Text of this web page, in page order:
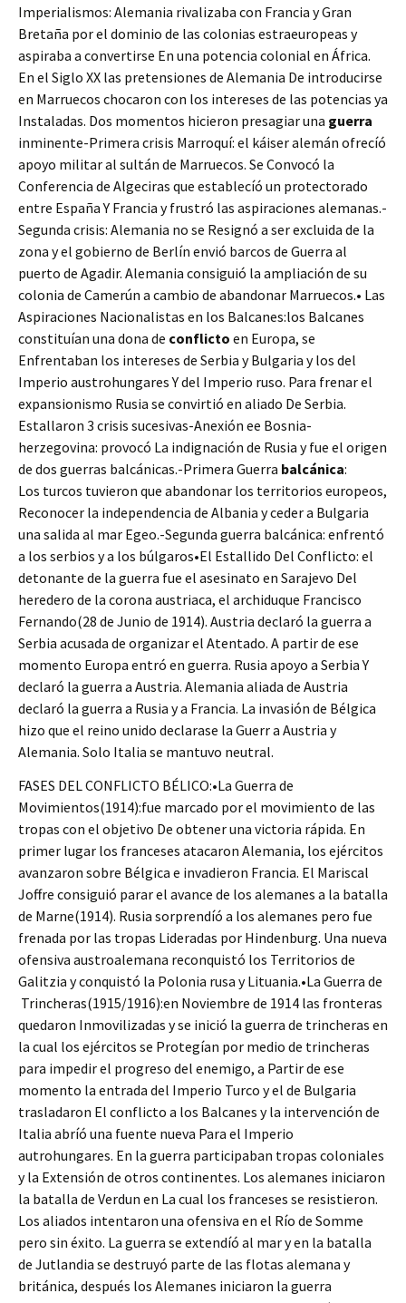
Imperialismos: Alemania rivalizaba con Francia y Gran
Bretaña por el dominio de las colonias estraeuropeas y
aspiraba a convertirse En una potencia colonial en África.
En el Siglo XX las pretensiones de Alemania De introducirse
en Marruecos chocaron con los intereses de las potencias ya
Instaladas. Dos momentos hicieron presagiar una guerra
inminente-Primera crisis Marroquí: el káiser alemán ofrecíó
apoyo militar al sultán de Marruecos. Se Convocó la
Conferencia de Algeciras que establecíó un protectorado
entre España Y Francia y frustró las aspiraciones alemanas.-
Segunda crisis: Alemania no se Resignó a ser excluida de la
zona y el gobierno de Berlín envió barcos de Guerra al
puerto de Agadir. Alemania consiguió la ampliación de su
colonia de Camerún a cambio de abandonar Marruecos.• Las
Aspiraciones Nacionalistas en los Balcanes:los Balcanes
constituían una dona de conflicto en Europa, se
Enfrentaban los intereses de Serbia y Bulgaria y los del
Imperio austrohungares Y del Imperio ruso. Para frenar el
expansionismo Rusia se convirtió en aliado De Serbia.
Estallaron 3 crisis sucesivas-Anexión ee Bosnia-
herzegovina: provocó La indignación de Rusia y fue el origen
de dos guerras balcánicas.-Primera Guerra balcánica:
Los turcos tuvieron que abandonar los territorios europeos,
Reconocer la independencia de Albania y ceder a Bulgaria
una salida al mar Egeo.-Segunda guerra balcánica: enfrentó
a los serbios y a los búlgaros•El Estallido Del Conflicto: el
detonante de la guerra fue el asesinato en Sarajevo Del
heredero de la corona austriaca, el archiduque Francisco
Fernando(28 de Junio de 1914). Austria declaró la guerra a
Serbia acusada de organizar el Atentado. A partir de ese
momento Europa entró en guerra. Rusia apoyo a Serbia Y
declaró la guerra a Austria. Alemania aliada de Austria
declaró la guerra a Rusia y a Francia. La invasión de Bélgica
hizo que el reino unido declarase la Guerr a Austria y
Alemania. Solo Italia se mantuvo neutral.
FASES DEL CONFLICTO BÉLICO:•La Guerra de
Movimientos(1914):fue marcado por el movimiento de las
tropas con el objetivo De obtener una victoria rápida. En
primer lugar los franceses atacaron Alemania, los ejércitos
avanzaron sobre Bélgica e invadieron Francia. El Mariscal
Joffre consiguió parar el avance de los alemanes a la batalla
de Marne(1914). Rusia sorprendíó a los alemanes pero fue
frenada por las tropas Lideradas por Hindenburg. Una nueva
ofensiva austroalemana reconquistó los Territorios de
Galitzia y conquistó la Polonia rusa y Lituania.•La Guerra de
Trincheras(1915/1916):en Noviembre de 1914 las fronteras
quedaron Inmovilizadas y se inició la guerra de trincheras en
la cual los ejércitos se Protegían por medio de trincheras
para impedir el progreso del enemigo, a Partir de ese
momento la entrada del Imperio Turco y el de Bulgaria
trasladaron El conflicto a los Balcanes y la intervención de
Italia abríó una fuente nueva Para el Imperio
autrohungares. En la guerra participaban tropas coloniales
y la Extensión de otros continentes. Los alemanes iniciaron
la batalla de Verdun en La cual los franceses se resistieron.
Los aliados intentaron una ofensiva en el Río de Somme
pero sin éxito. La guerra se extendíó al mar y en la batalla
de Jutlandia se destruyó parte de las flotas alemana y
británica, después los Alemanes iniciaron la guerra